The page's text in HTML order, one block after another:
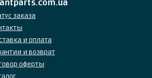
заказа
и оплата
и возврат
оферты